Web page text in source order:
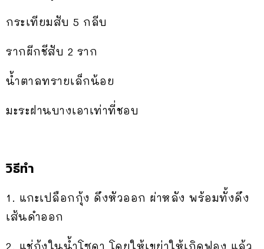
กระเทียมสับ 5 กลีบ
รากผีกชีสับ 2 ราก
น้ำตาลทรายเล็กน้อย
มะระฝานบางเอาเท่าที่ชอบ
วิธีทำ
1. แกะเปลือกกุ้ง ดึงหัวออก ผ่าหลัง พร้อมทั้งดึง
เส้นดำออก
2. แช่กุ้งในน้ำโซดา โดยให้เขย่าให้เกิดฟอง แล้ว